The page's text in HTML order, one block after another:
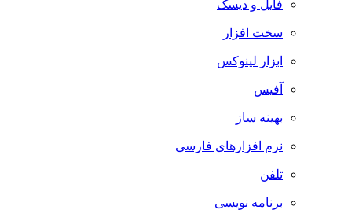
فایل و دیسک
سخت افزار
ابزار لینوکس
آفیس
بهینه ساز
نرم افزارهای فارسی
تلفن
برنامه نویسی